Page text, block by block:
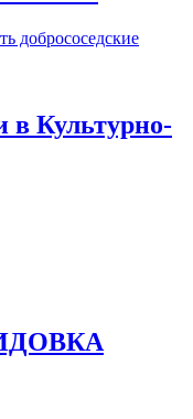
добрососедские
в Культурно-